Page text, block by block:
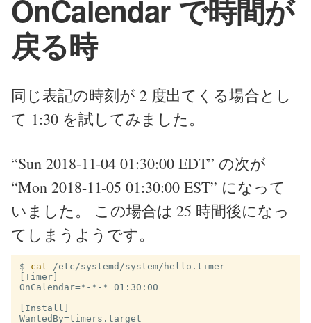
OnCalendar で時間が
戻る時
同じ表記の時刻が 2 度出てくる場合とし
て 1:30 を試してみました。
“Sun 2018-11-04 01:30:00 EDT” の次が
“Mon 2018-11-05 01:30:00 EST” になって
いました。 この場合は 25 時間後になっ
てしまうようです。
$ cat
[Timer]
OnCalendar=*-*-* 01:30:00
[Install]